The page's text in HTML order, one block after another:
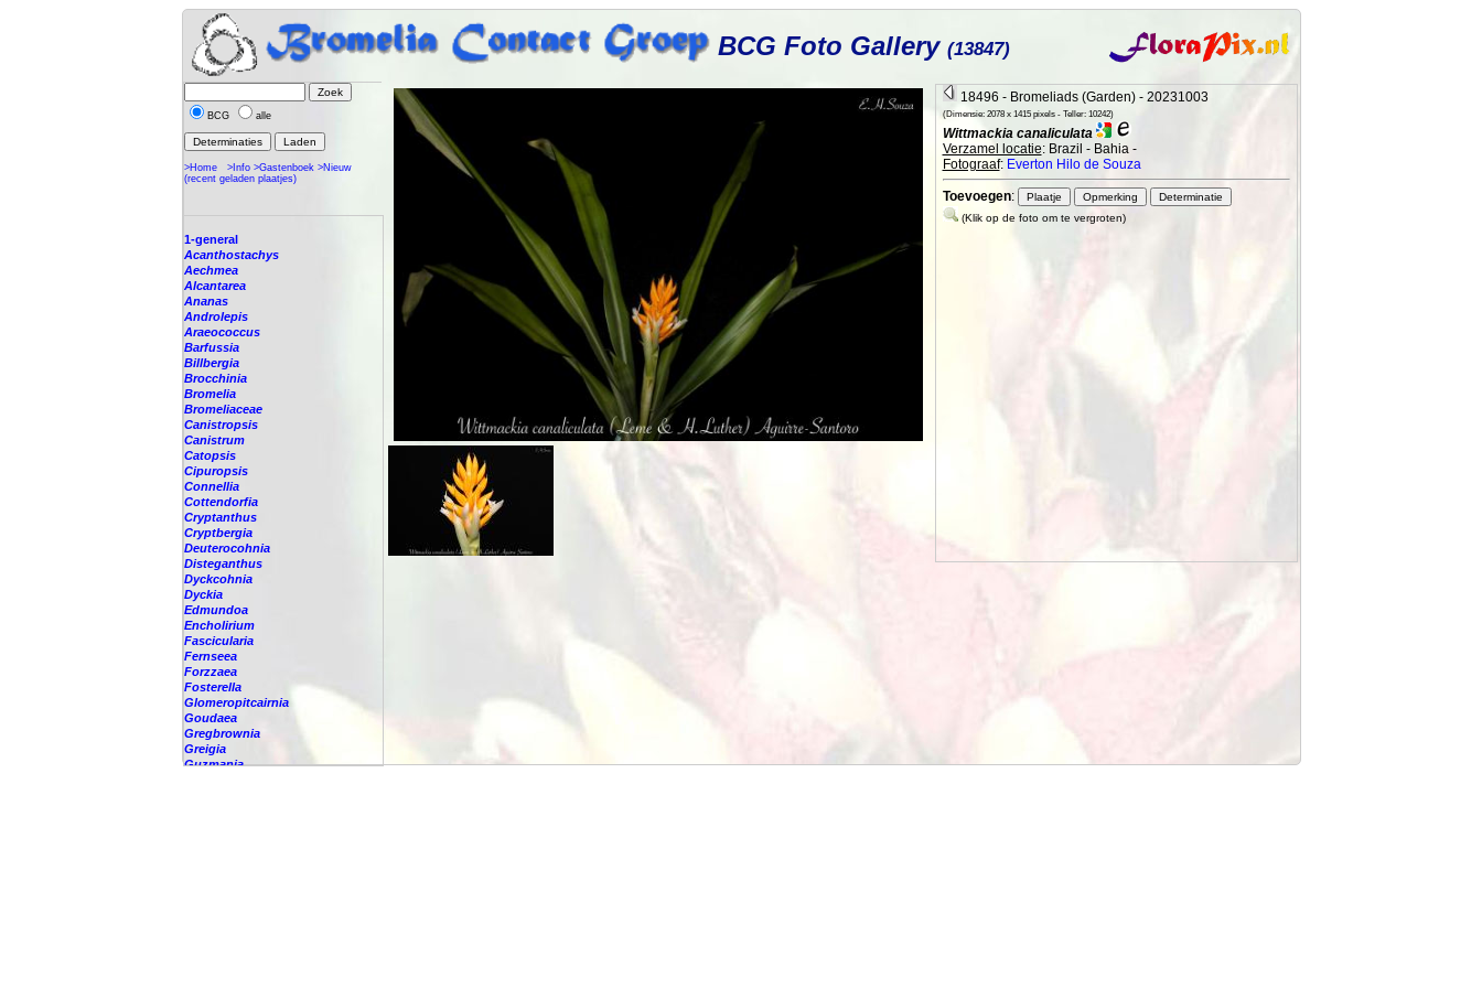
BCG Foto Gallery (13847)
BCG alle
>Home >Info >Gastenboek >Nieuw
(recent geladen plaatjes)
1-general
Acanthostachys
Aechmea
Alcantarea
Ananas
Androlepis
Araeococcus
Barfussia
Billbergia
Brocchinia
Bromelia
Bromeliaceae
Canistropsis
Canistrum
Catopsis
Cipuropsis
Connellia
Cottendorfia
Cryptanthus
Cryptbergia
Deuterocohnia
Disteganthus
Dyckcohnia
Dyckia
Edmundoa
Encholirium
Fascicularia
Fernseea
Forzzaea
Fosterella
Glomeropitcairnia
Goudaea
Gregbrownia
Greigia
Guzmania
18496 - Bromeliads (Garden) - 20231003
(Dimensie: 2078 x 1415 pixels - Teller: 10242)
Wittmackia canaliculata
Verzamel locatie: Brazil - Bahia -
Fotograaf: Everton Hilo de Souza
Toevoegen:
(Klik op de foto om te vergroten)